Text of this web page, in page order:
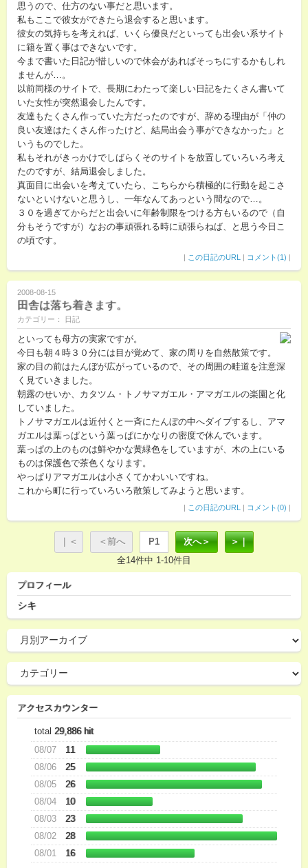
思うので、仕方のない事だと思います。
私もここで彼女ができたら退会すると思います。
彼女の気持ちを考えれば、いくら優良だといっても出会い系サイト
に籍を置く事はできないです。
今まで書いた日記が惜しいので休会があればそっちにするかもしれ
ませんが…。
以前同様のサイトで、長期にわたって楽しい日記をたくさん書いて
いた女性が突然退会したんです。
友達もたくさん作っていた方だったのですが、辞める理由が「仲の
良い友達はたくさん作ったけど、結局出会う事ができなかった」と
いうものでした。
私もそれがきっかけでしばらくそのサイトを放置していろいろ考え
たのですが、結局退会しました。
真面目に出会いを考えていたら、こちらから積極的に行動を起こさ
ないといけないと思うし、一年なんてあっという間なので…。
３０を過ぎてからだと出会いに年齢制限をつける方もいるので（自
分もそうですが）なおの事頑張れる時に頑張らねば、と思う今日こ
の頃です。
| この日記のURL | コメント(1) |
2008-08-15
田舎は落ち着きます。
カテゴリー： 日記
といっても母方の実家ですが。
今日も朝４時３０分には目が覚めて、家の周りを自然散策です。
家の目の前はたんぼが広がっているので、その周囲の畦道を注意深
く見ていきました。
朝露のせいか、カタツム・トノサマガエル・アマガエルの楽園と化
していました。
トノサマガエルは近付くと一斉にたんぼの中へダイブするし、アマ
ガエルは葉っぱという葉っぱにかなりの密度で休んでいます。
葉っぱの上のものは鮮やかな黄緑色をしていますが、木の上にいる
ものは保護色で茶色くなります。
やっぱりアマガエルは小さくてかわいいですね。
これから町に行っていろいろ散策してみようと思います。
| この日記のURL | コメント(0) |
｜＜ ＜前へ P1 次へ＞
＞｜
全14件中 1-10件目
プロフィール
シキ
アクセスカウンター
total 29,886 hit
08/07
11
08/06
25
08/05
26
08/04
10
08/03
23
08/02
28
08/01
16